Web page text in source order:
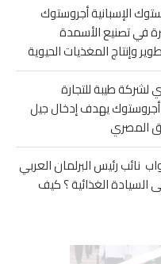
الإسبانية أجروستوك
ونمتلك 38 من الخبرة في تصنيع الأسمدة
لشركة طيبة للتجارة
أجروستوك يهدف إدخال جيل
المصري
رئيس البرلمان العربي
الغذائية ؟ كيف